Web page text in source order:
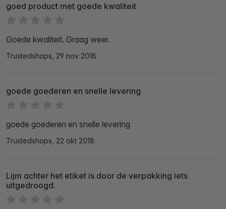
goed product met goede kwaliteit
Goede kwaliteit. Graag weer.
Trustedshops, 29 nov 2018
goede goederen en snelle levering
goede goederen en snelle levering
Trustedshops, 22 okt 2018
Lijm achter het etiket is door de verpakking iets
uitgedroogd.